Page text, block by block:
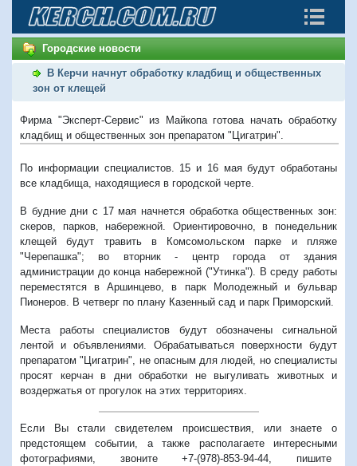
Городские новости
В Керчи начнут обработку кладбищ и общественных
зон от клещей
Фирма "Эксперт-Сервис" из Майкопа готова начать обработку
кладбищ и общественных зон препаратом "Цигатрин".
По информации специалистов. 15 и 16 мая будут обработаны
все кладбища, находящиеся в городской черте.
В будние дни с 17 мая начнется обработка общественных зон:
скеров, парков, набережной. Ориентировочно, в понедельник
клещей будут травить в Комсомольском парке и пляже
"Черепашка"; во вторник - центр города от здания
администрации до конца набережной ("Утинка"). В среду работы
переместятся в Аршинцево, в парк Молодежный и бульвар
Пионеров. В четверг по плану Казенный сад и парк Приморский.
Места работы специалистов будут обозначены сигнальной
лентой и объявлениями. Обрабатываться поверхности будут
препаратом "Цигатрин", не опасным для людей, но специалисты
просят керчан в дни обработки не выгуливать животных и
воздержатья от прогулок на этих территориях.
Если Вы стали свидетелем происшествия, или знаете о
предстоящем событии, а также располагаете интересными
фотографиями, звоните +7-(978)-853-94-44, пишите